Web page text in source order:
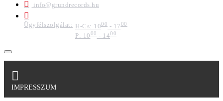
info@grundrecords.hu
Ügyfélszolgálat: H-Cs: 1000 - 1700
P: 1000- 1400
IMPRESSZUM